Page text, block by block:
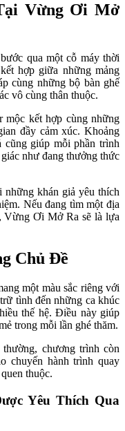
Vừng Ơi Mở
qua một cỗ máy thời
hợp giữa những mảng
cùng những bộ bàn ghế
vô cùng thân thuộc.
mộc kết hợp cùng những
đầy cảm xúc. Khoảng
cũng giúp mỗi phần trình
như đang thưởng thức
khán giả yêu thích
Nếu đang tìm một địa
Vừng Ơi Mở Ra sẽ là lựa
Chủ Đề
một màu sắc riêng với
tình đến những ca khúc
thế hệ. Điều này giúp
trong mỗi lần ghé thăm.
chương trình còn
chuyến hành trình quay
thuộc.
Yêu Thích Qua